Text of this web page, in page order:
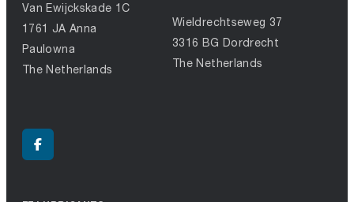
Van Ewijckskade 1C
1761 JA Anna
Paulowna
The Netherlands
Wieldrechtseweg 37
3316 BG Dordrecht
The Netherlands